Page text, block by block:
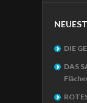
DIE
DAS